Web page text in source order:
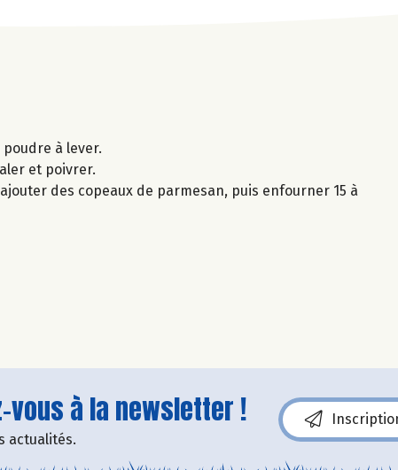
à lever.
et poivrer.
des copeaux de parmesan, puis enfourner 15 à
à la newsletter !
actualités.